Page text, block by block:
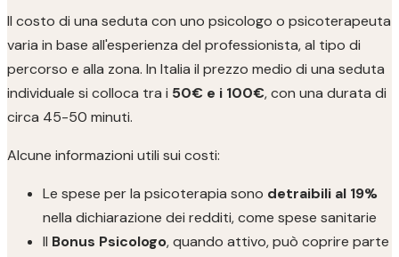
Il costo di una seduta con uno psicologo o psicoterapeuta
varia in base all'esperienza del professionista, al tipo di
percorso e alla zona. In Italia il prezzo medio di una seduta
individuale si colloca tra i 50€ e i 100€, con una durata di
circa 45-50 minuti.
Alcune informazioni utili sui costi:
Le spese per la psicoterapia sono detraibili al 19%
nella dichiarazione dei redditi, come spese sanitarie
Il Bonus Psicologo, quando attivo, può coprire parte